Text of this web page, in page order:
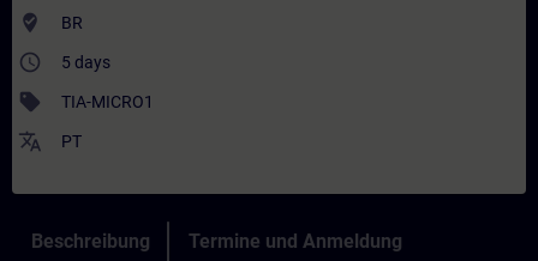
where_to_vote BR
access_time 5 days
sell TIA-MICRO1
translate PT
Beschreibung Termine und Anmeldung